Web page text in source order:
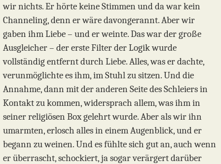
wir nichts. Er hörte keine Stimmen und da war kein
Channeling, denn er wäre davongerannt. Aber wir
gaben ihm Liebe – und er weinte. Das war der große
Ausgleicher – der erste Filter der Logik wurde
vollständig entfernt durch Liebe. Alles, was er dachte,
verunmöglichte es ihm, im Stuhl zu sitzen. Und die
Annahme, dann mit der anderen Seite des Schleiers in
Kontakt zu kommen, widersprach allem, was ihm in
seiner religiösen Box gelehrt wurde. Aber als wir ihn
umarmten, erlosch alles in einem Augenblick, und er
begann zu weinen. Und es fühlte sich gut an, auch wenn
er überrascht, schockiert, ja sogar verärgert darüber